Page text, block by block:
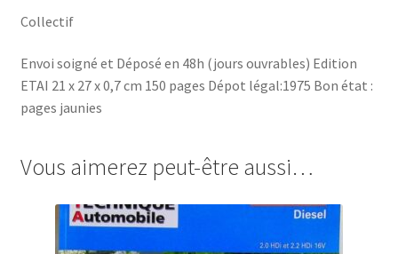
Collectif
Envoi soigné et Déposé en 48h (jours ouvrables) Edition
ETAI 21 x 27 x 0,7 cm 150 pages Dépot légal:1975 Bon état :
pages jaunies
Vous aimerez peut-être aussi…